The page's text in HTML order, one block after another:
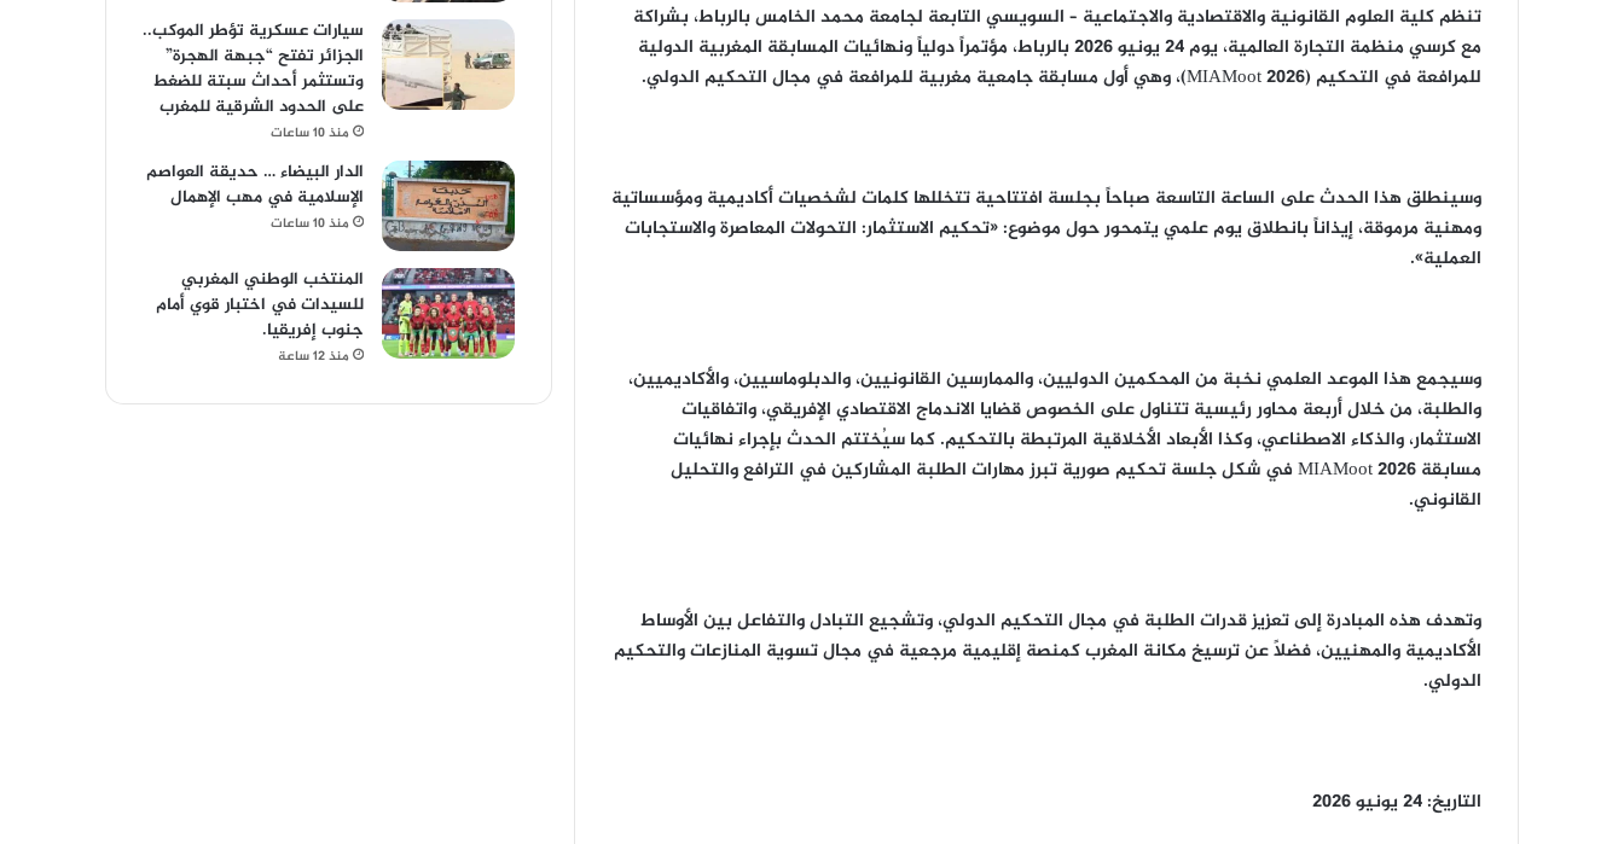
تنظم كلية العلوم القانونية والاقتصادية والاجتماعية – السويسي التابعة لجامعة محمد الخامس بالرباط، بشراكة
مع كرسي منظمة التجارة العالمية، يوم 24 يونيو 2026 بالرباط، مؤتمراً دولياً ونهائيات المسابقة المغربية الدولية
للمرافعة في التحكيم (MIAMoot 2026)، وهي أول مسابقة جامعية مغربية للمرافعة في مجال التحكيم الدولي.
وسينطلق هذا الحدث على الساعة التاسعة صباحاً بجلسة افتتاحية تتخللها كلمات لشخصيات أكاديمية ومؤسساتية
ومهنية مرموقة، إيذاناً بانطلاق يوم علمي يتمحور حول موضوع: «تحكيم الاستثمار: التحولات المعاصرة والاستجابات
العملية».
وسيجمع هذا الموعد العلمي نخبة من المحكمين الدوليين، والممارسين القانونيين، والدبلوماسيين، والأكاديميين،
والطلبة، من خلال أربعة محاور رئيسية تتناول على الخصوص قضايا الاندماج الاقتصادي الإفريقي، واتفاقيات
الاستثمار، والذكاء الاصطناعي، وكذا الأبعاد الأخلاقية المرتبطة بالتحكيم. كما سيُختتم الحدث بإجراء نهائيات
مسابقة MIAMoot 2026 في شكل جلسة تحكيم صورية تبرز مهارات الطلبة المشاركين في الترافع والتحليل
القانوني.
وتهدف هذه المبادرة إلى تعزيز قدرات الطلبة في مجال التحكيم الدولي، وتشجيع التبادل والتفاعل بين الأوساط
الأكاديمية والمهنيين، فضلاً عن ترسيخ مكانة المغرب كمنصة إقليمية مرجعية في مجال تسوية المنازعات والتحكيم
الدولي.
التاريخ: 24 يونيو 2026
سيارات عسكرية تؤطر الموكب..
الجزائر تفتح “جبهة الهجرة”
وتستثمر أحداث سبتة للضغط
على الحدود الشرقية للمغرب
منذ 10 ساعات
الدار البيضاء … حديقة العواصم
الإسلامية في مهب الإهمال
منذ 10 ساعات
المنتخب الوطني المغربي
للسيدات في اختبار قوي أمام
جنوب إفريقيا.
منذ 12 ساعة